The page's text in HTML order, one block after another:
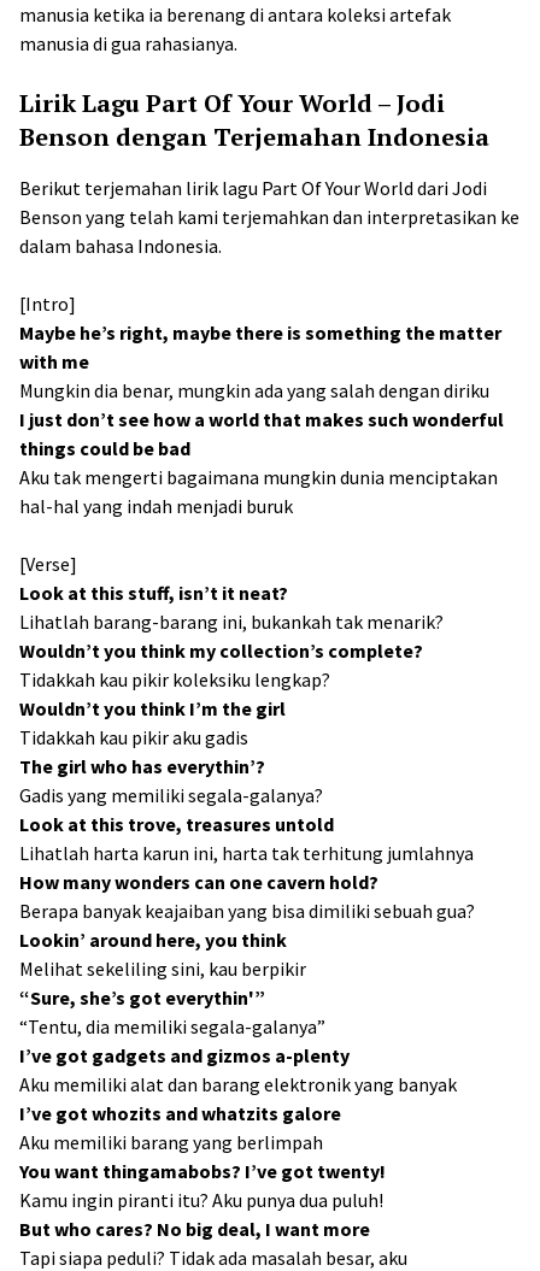
manusia ketika ia berenang di antara koleksi artefak
manusia di gua rahasianya.
Lirik Lagu Part Of Your World – Jodi
Benson dengan Terjemahan Indonesia
Berikut terjemahan lirik lagu Part Of Your World dari Jodi
Benson yang telah kami terjemahkan dan interpretasikan ke
dalam bahasa Indonesia.
[Intro]
Maybe he’s right, maybe there is something the matter
with me
Mungkin dia benar, mungkin ada yang salah dengan diriku
I just don’t see how a world that makes such wonderful
things could be bad
Aku tak mengerti bagaimana mungkin dunia menciptakan
hal-hal yang indah menjadi buruk
[Verse]
Look at this stuff, isn’t it neat?
Lihatlah barang-barang ini, bukankah tak menarik?
Wouldn’t you think my collection’s complete?
Tidakkah kau pikir koleksiku lengkap?
Wouldn’t you think I’m the girl
Tidakkah kau pikir aku gadis
The girl who has everythin’?
Gadis yang memiliki segala-galanya?
Look at this trove, treasures untold
Lihatlah harta karun ini, harta tak terhitung jumlahnya
How many wonders can one cavern hold?
Berapa banyak keajaiban yang bisa dimiliki sebuah gua?
Lookin’ around here, you think
Melihat sekeliling sini, kau berpikir
“Sure, she’s got everythin'”
“Tentu, dia memiliki segala-galanya”
I’ve got gadgets and gizmos a-plenty
Aku memiliki alat dan barang elektronik yang banyak
I’ve got whozits and whatzits galore
Aku memiliki barang yang berlimpah
You want thingamabobs? I’ve got twenty!
Kamu ingin piranti itu? Aku punya dua puluh!
But who cares? No big deal, I want more
Tapi siapa peduli? Tidak ada masalah besar, aku